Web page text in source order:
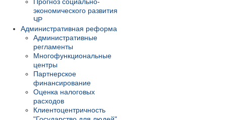
Прогноз социально-
экономического развития
ЧР
Административная реформа
Административные
регламенты
Многофункциональные
центры
Партнерское
финансирование
Оценка налоговых
расходов
Клиентоцентричность